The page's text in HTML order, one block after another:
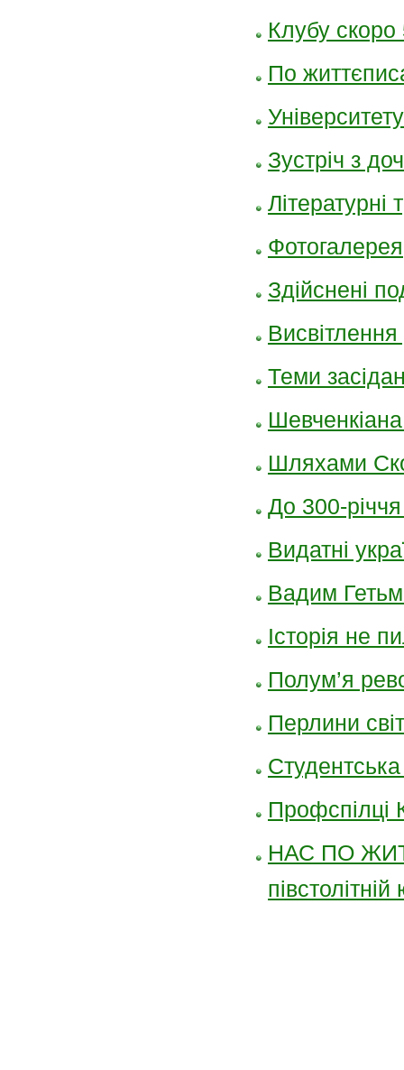
Клубу скоро
По
Зустріч з
Літературні
Фотогалерея
Здійснені
Теми
Шляхами
До 300-
Видатні
Вадим
Історія не
Полум’я
Перлини
Профспілці
НАС ПО